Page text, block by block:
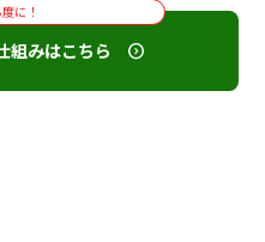
に！
組みはこちら